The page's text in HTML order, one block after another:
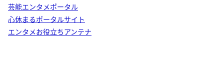
芸能エンタメポータル
心休まるポータルサイト
エンタメお役立ちアンテナ